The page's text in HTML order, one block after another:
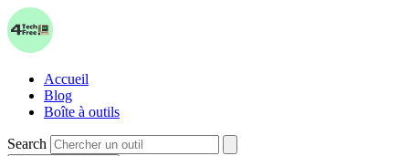
Accueil
Blog
Boîte à outils
Search